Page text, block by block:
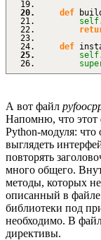
def
self
def
self
А вот файл
Напомню, что этот
Python-модуля: что
выглядеть
повторять
много общего.
методы, которых
описанный в файле
библиотеки под
необходимо. В
директивы.